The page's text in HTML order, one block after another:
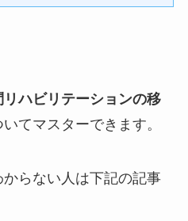
リハビリテーションの移
てマスターできます。
らない人は下記の記事